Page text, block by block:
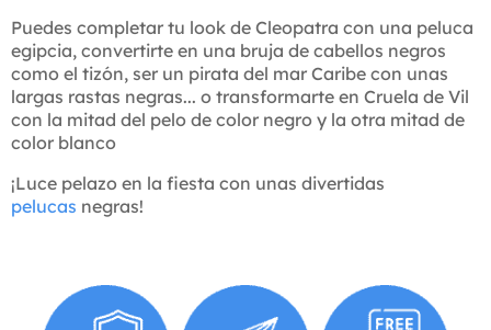
Puedes completar tu look de Cleopatra con una peluca
egipcia, convertirte en una bruja de cabellos negros
como el tizón, ser un pirata del mar Caribe con unas
largas rastas negras... o transformarte en Cruela de Vil
con la mitad del pelo de color negro y la otra mitad de
color blanco
¡Luce pelazo en la fiesta con unas divertidas
pelucas negras!